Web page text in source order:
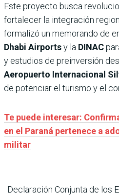
Este proyecto busca
fortalecer la integración
formalizó un memorando de
Dhabi Airportsy la DINAC
y estudios de preinversión
Aeropuerto Internacional
de potenciar el turismo y el
Te puede interesar:
en el Paraná pertenece a
militar
Declaración Conjunta de los